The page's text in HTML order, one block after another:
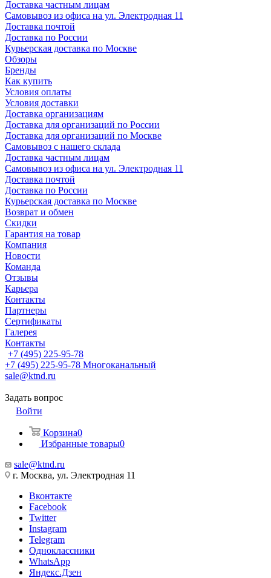
Доставка частным лицам
Самовывоз из офиса на ул. Электродная 11
Доставка почтой
Доставка по России
Курьерская доставка по Москве
Обзоры
Бренды
Как купить
Условия оплаты
Условия доставки
Доставка организациям
Доставка для организаций по России
Доставка для организаций по Москве
Самовывоз с нашего склада
Доставка частным лицам
Самовывоз из офиса на ул. Электродная 11
Доставка почтой
Доставка по России
Курьерская доставка по Москве
Возврат и обмен
Скидки
Гарантия на товар
Компания
Новости
Команда
Отзывы
Карьера
Контакты
Партнеры
Сертификаты
Галерея
Контакты
+7 (495) 225-95-78
+7 (495) 225-95-78 Многоканальный
sale@ktnd.ru
Задать вопрос
Войти
Корзина0
Избранные товары0
sale@ktnd.ru
г. Москва, ул. Электродная 11
Вконтакте
Facebook
Twitter
Instagram
Telegram
Одноклассники
WhatsApp
Яндекс.Дзен